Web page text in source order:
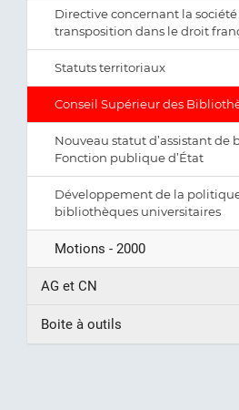
Directive concernant la
transposition dans le droit
Statuts territoriaux
Conseil Supérieur des
Nouveau statut d’assistant de
Fonction publique d’État
Développement de la
bibliothèques universitaires
Motions - 2000
AG et CN
Boite à outils